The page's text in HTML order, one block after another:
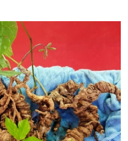
Thời sự
Thời sự 6h
Thời sự 12h
Thời sự 18h
Thời sự 21h30
Bản tin
Chuyên mục